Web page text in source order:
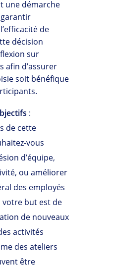
une démarche
de
décision
sur
afin d’assurer
soit bénéfique
:
de cette
vous
d’équipe,
ou améliorer
des employés
votre but est de
de nouveaux
activités
des ateliers
être